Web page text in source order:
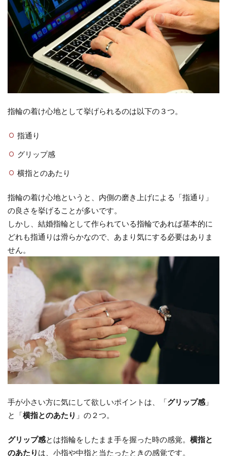
指輪の着け心地として挙げられるのは以下の３つ。
指通り
グリップ感
横指とのあたり
指輪の着け心地というと、内側の磨き上げによる「指通り」
の良さを挙げることが多いです。
しかし、結婚指輪として作られている指輪であれば基本的に
どれも指通りは滑らかなので、あまり気にする必要はありま
せん。
手が小さい方に気にして欲しいポイントは、「グリップ感 」
と「横指とのあたり 」の２つ。
グリップ感とは指輪をしたまま手を握った時の感覚。 横指と
のあたり は、小指や中指と当たったときの感覚です。